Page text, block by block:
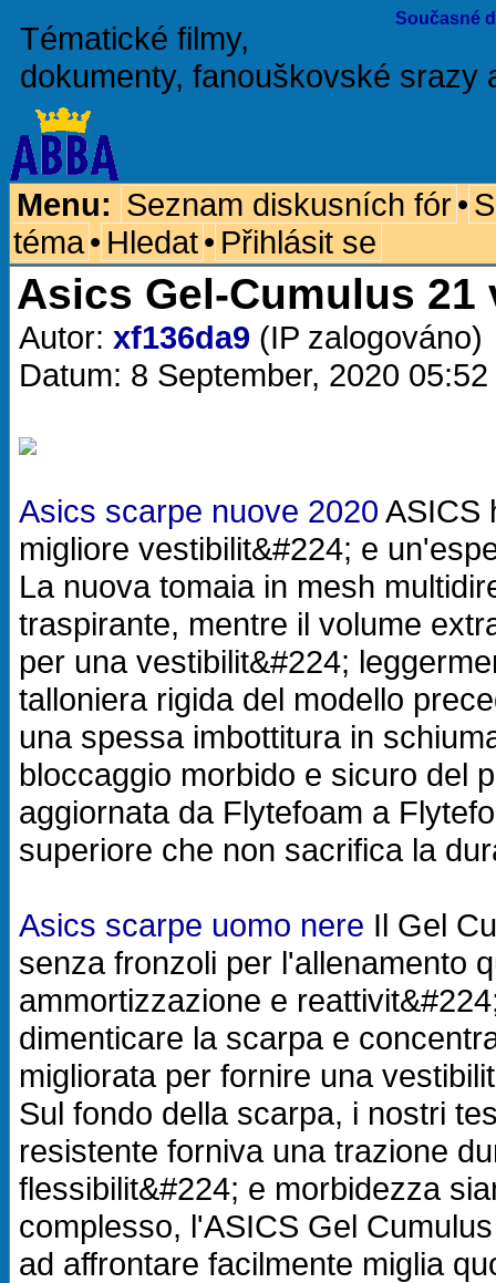
Současné
Tématické filmy,
dokumenty, fanouškovské srazy
Menu: Seznam diskusních fór•
téma• Hledat• Přihlásit se
Asics Gel-Cumulus 21
Autor: xf136da9 (IP zalogováno)
Datum: 8 September, 2020 05:52
Asics scarpe nuove 2020 ASICS
migliore vestibilit&#224; e
La nuova tomaia in mesh
traspirante, mentre il volume
per una vestibilit&#224;
talloniera rigida del modello
una spessa imbottitura in
bloccaggio morbido e sicuro del
aggiornata da Flytefoam a
superiore che non sacrifica la
Asics scarpe uomo nere Il Gel
senza fronzoli per l'allenamento
ammortizzazione e
dimenticare la scarpa e
migliorata per fornire una
Sul fondo della scarpa, i nostri
resistente forniva una trazione
flessibilit&#224; e morbidezza
complesso, l'ASICS Gel
ad affrontare facilmente miglia